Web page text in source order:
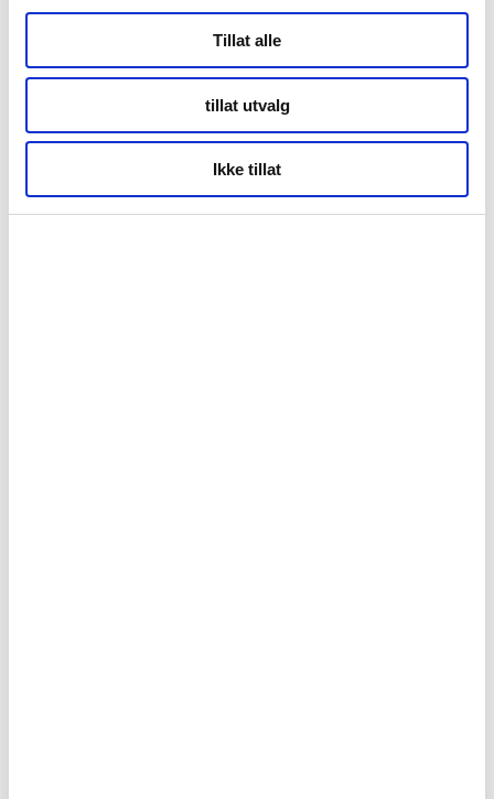
Tillat alle
tillat utvalg
Ikke tillat
NordNorsk Reiseliv AS
Kontor Bodø